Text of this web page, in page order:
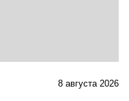
8 августа 2026